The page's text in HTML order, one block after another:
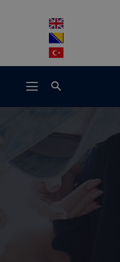
Adres
Hrasnička
15, 71210 Ilidža